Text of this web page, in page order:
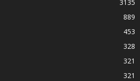
3135
889
453
328
321
321